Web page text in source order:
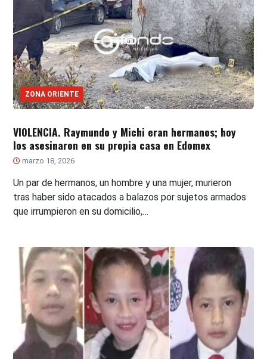
ZONA ORIENTE
VIOLENCIA. Raymundo y Michi eran hermanos; hoy
los asesinaron en su propia casa en Edomex
marzo 18, 2026
Un par de hermanos, un hombre y una mujer, murieron
tras haber sido atacados a balazos por sujetos armados
que irrumpieron en su domicilio,…